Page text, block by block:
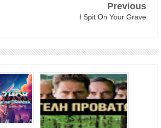
Previous
I Spit On Your Grave